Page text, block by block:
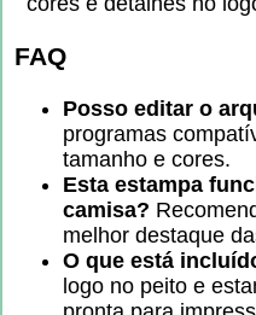
FAQ
Posso editar o
programas
tamanho e cores.
Esta estampa
camisa?
melhor destaque
O que está
logo no peito e